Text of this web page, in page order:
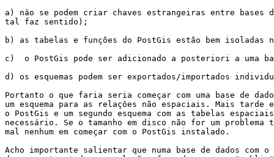
a) nâo se podem criar chaves estrangeiras entre bases
tal faz sentido);
b) as tabelas e funções do PostGis estão bem isoladas
c)  o PostGis pode ser adicionado a posteriori a uma
d) os esquemas podem ser exportados/importados
Portanto o que faria seria começar com uma base de
um esquema para as relaçôes não espaciais. Mais tarde
o PostGis e um segundo esquema com as tabelas
necessário. Se o tamanho em disco não for um problema
mal nenhum em começar com o PostGis instalado.
Acho importante salientar que numa base de dados com o